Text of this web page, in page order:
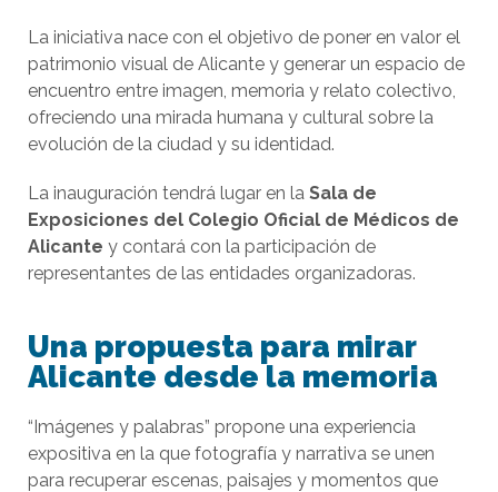
La iniciativa nace con el objetivo de poner en valor el
patrimonio visual de Alicante y generar un espacio de
encuentro entre imagen, memoria y relato colectivo,
ofreciendo una mirada humana y cultural sobre la
evolución de la ciudad y su identidad.
La inauguración tendrá lugar en la Sala de
Exposiciones del Colegio Oficial de Médicos de
Alicante y contará con la participación de
representantes de las entidades organizadoras.
Una propuesta para mirar
Alicante desde la memoria
“Imágenes y palabras” propone una experiencia
expositiva en la que fotografía y narrativa se unen
para recuperar escenas, paisajes y momentos que